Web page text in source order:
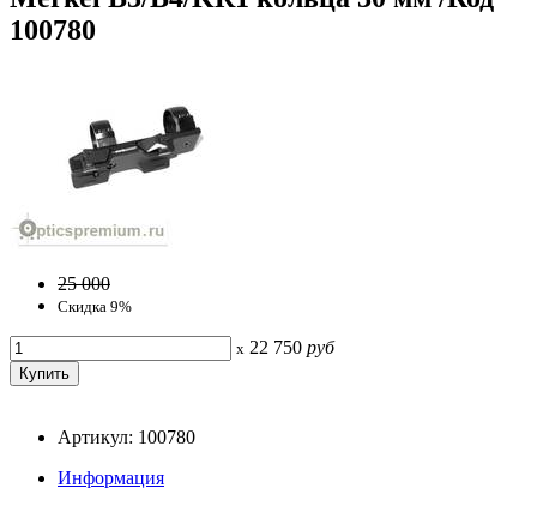
100780
25 000
Скидка 9%
x 22 750 руб
Артикул: 100780
Информация